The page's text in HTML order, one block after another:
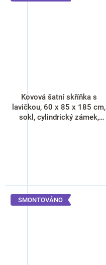
Kovová šatní skříňka s
lavičkou, 60 x 85 x 185 cm,
sokl, cylindrický zámek,
SMONTOVÁNO